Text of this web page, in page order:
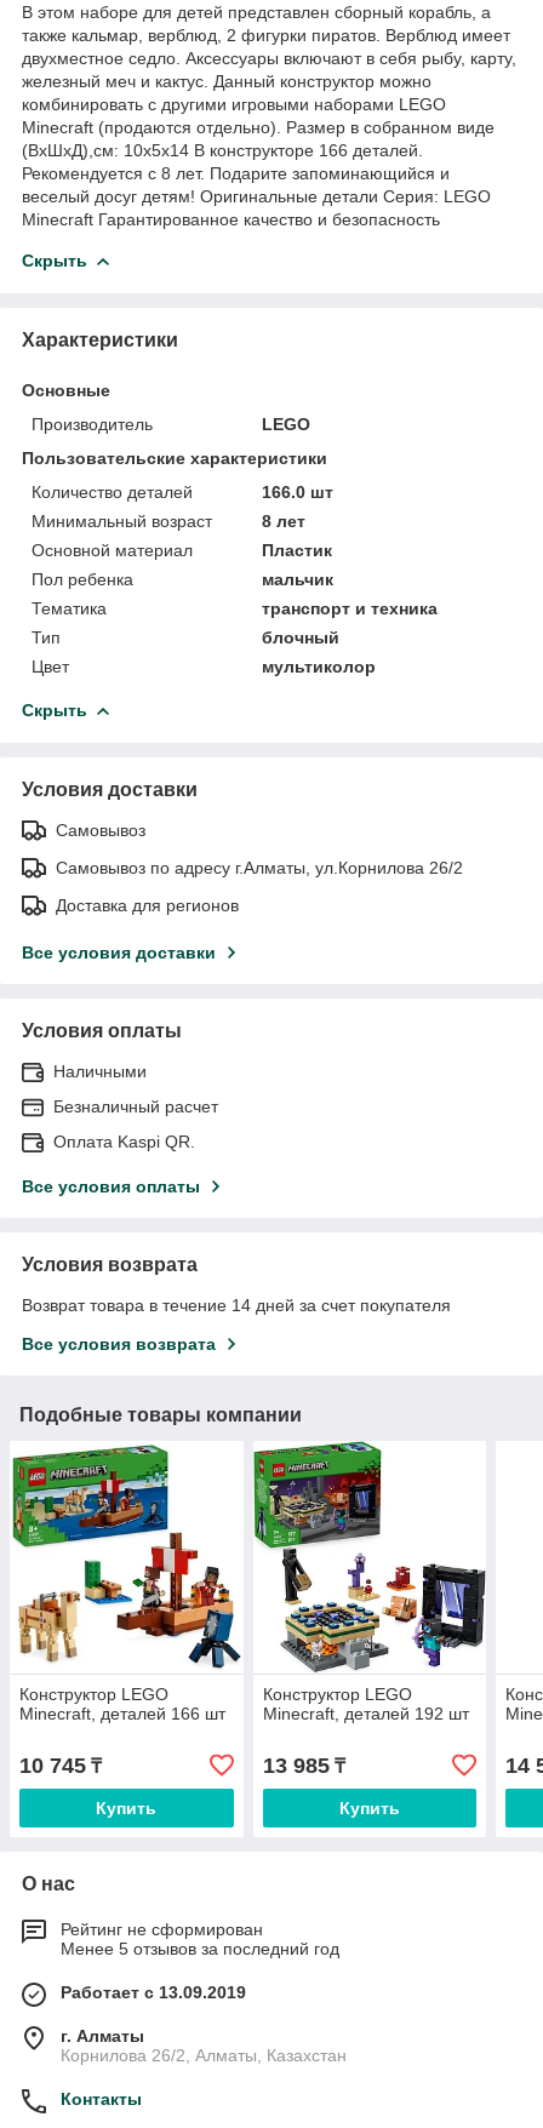
В этом наборе для детей представлен сборный корабль, а
также кальмар, верблюд, 2 фигурки пиратов. Верблюд имеет
двухместное седло. Аксессуары включают в себя рыбу, карту,
железный меч и кактус. Данный конструктор можно
комбинировать с другими игровыми наборами LEGO
Minecraft (продаются отдельно). Размер в собранном виде
(ВхШхД),см: 10х5х14 В конструкторе 166 деталей.
Рекомендуется с 8 лет. Подарите запоминающийся и
веселый досуг детям! Оригинальные детали Серия: LEGO
Minecraft Гарантированное качество и безопасность
Скрыть
Характеристики
Основные
Производитель
LEGO
Пользовательские характеристики
Количество деталей
166.0 шт
Минимальный возраст
8 лет
Основной материал
Пластик
Пол ребенка
мальчик
Тематика
транспорт и техника
Тип
блочный
Цвет
мультиколор
Скрыть
Условия доставки
Самовывоз
Самовывоз по адресу г.Алматы, ул.Корнилова 26/2
Доставка для регионов
Все условия доставки
Условия оплаты
Наличными
Безналичный расчет
Оплата Kaspi QR.
Все условия оплаты
Условия возврата
Возврат товара в течение 14 дней за счет покупателя
Все условия возврата
Подобные товары компании
Конструктор LEGO
Minecraft, деталей 166 шт
10 745 ₸
Купить
Конструктор LEGO
Minecraft, деталей 192 шт
13 985₸
Купить
14
О нас
Рейтинг не сформирован
Менее 5 отзывов за последний год
Работает с 13.09.2019
г. Алматы
Корнилова 26/2, Алматы, Казахстан
Контакты